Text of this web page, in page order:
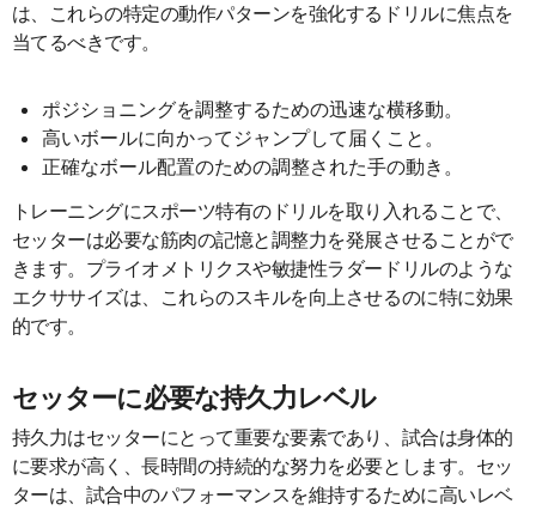
は、これらの特定の動作パターンを強化するドリルに焦点を
当てるべきです。
ポジショニングを調整するための迅速な横移動。
高いボールに向かってジャンプして届くこと。
正確なボール配置のための調整された手の動き。
トレーニングにスポーツ特有のドリルを取り入れることで、
セッターは必要な筋肉の記憶と調整力を発展させることがで
きます。プライオメトリクスや敏捷性ラダードリルのような
エクササイズは、これらのスキルを向上させるのに特に効果
的です。
セッターに必要な持久力レベル
持久力はセッターにとって重要な要素であり、試合は身体的
に要求が高く、長時間の持続的な努力を必要とします。セッ
ターは、試合中のパフォーマンスを維持するために高いレベ